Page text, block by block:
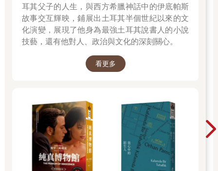
以抱歉，恕我拒絕。」那將來必不能成大事。知道了嗎？要注意
金錢方面的處理啊。接著是飲酒。適度小酌可以，但絕對不要一
個人喝酒，一個人喝酒是妄想的開端、憂鬱的催化劑，心情會越
喝越差。另外，每週和同學們喝一次酒，但不能由你邀約，要讓
他們邀請你，再不甘不願地答應，這才是聰明人的做法。飲酒的
禮儀也是件難事。喝到爛醉、嘔吐絕對是禁忌，會被所有人瞧不
起。邊喝酒邊高談闊論，也不管身旁坐的是誰，這種人只會被人
但酒過三巡之後，要維持這樣的姿態也變成了一件難事。這種時
候，你就突然站起來，用叫破喉嚨的力氣大聲唱你們學校的校
歌，唱完就傻笑，再繼續喝酒。如果對方纏著你一直發表長篇大
論，你一定要專心盯著對方，等他好不容易安靜下來，再對他
說：「你也是個寂寞的男子呢。」不管是多愛高談闊論的人，聽
到這句話都會尷尬得說不出話來。不過，保持笑容卻不隨便搭
腔，才是最上乘的做法。如果發現席間的情勢變得越來越不可收
耳其父子的人生，與西方希臘神話中的伊底帕斯
故事交互輝映，鋪展出土耳其半個世紀以來的文
化演變，展現了他身為最強土耳其說書人的小說
技藝，還有他對人、政治與文化的深刻關心。
看更多